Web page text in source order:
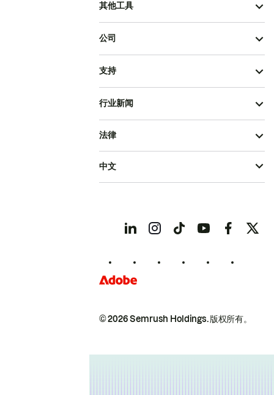
其他工具
公司
支持
行业新闻
© 2026 Semrush Holdings.版权所有。
法律
中文